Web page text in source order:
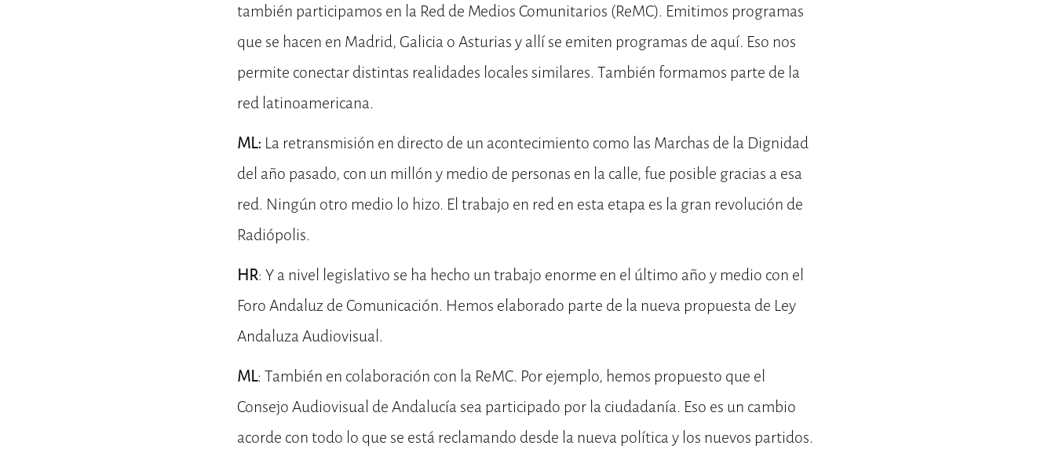
también participamos en la Red de Medios Comunitarios (ReMC). Emitimos programas
que se hacen en Madrid, Galicia o Asturias y allí se emiten programas de aquí. Eso nos
permite conectar distintas realidades locales similares. También formamos parte de la
red latinoamericana.
ML: La retransmisión en directo de un acontecimiento como las Marchas de la Dignidad
del año pasado, con un millón y medio de personas en la calle, fue posible gracias a esa
red. Ningún otro medio lo hizo. El trabajo en red en esta etapa es la gran revolución de
Radiópolis.
HR: Y a nivel legislativo se ha hecho un trabajo enorme en el último año y medio con el
Foro Andaluz de Comunicación. Hemos elaborado parte de la nueva propuesta de Ley
Andaluza Audiovisual.
ML: También en colaboración con la ReMC. Por ejemplo, hemos propuesto que el
Consejo Audiovisual de Andalucía sea participado por la ciudadanía. Eso es un cambio
acorde con todo lo que se está reclamando desde la nueva política y los nuevos partidos.